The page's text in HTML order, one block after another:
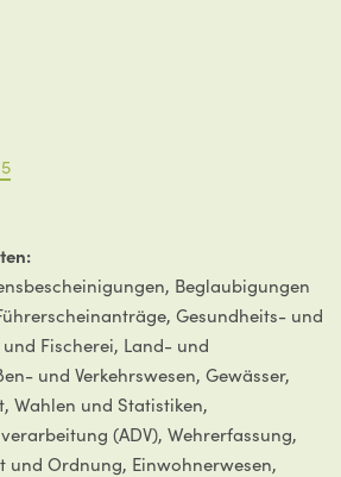
Beglaubigungen
Gesundheits- und
Fischerei, Land- und
und Verkehrswesen, Gewässer,
Wahlen und Statistiken,
(ADV), Wehrerfassung,
und Ordnung, Einwohnerwesen,